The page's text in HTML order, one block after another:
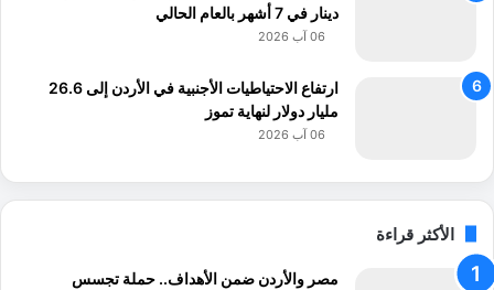
دينار في 7 أشهر بالعام الحالي
06 آب 2026
ارتفاع الاحتياطيات الأجنبية في الأردن إلى 26.6
مليار دولار لنهاية تموز
06 آب 2026
الأكثر قراءة
مصر والأردن ضمن الأهداف.. حملة تجسس